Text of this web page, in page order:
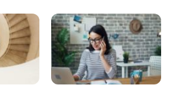
hajen att presenteras, följt av